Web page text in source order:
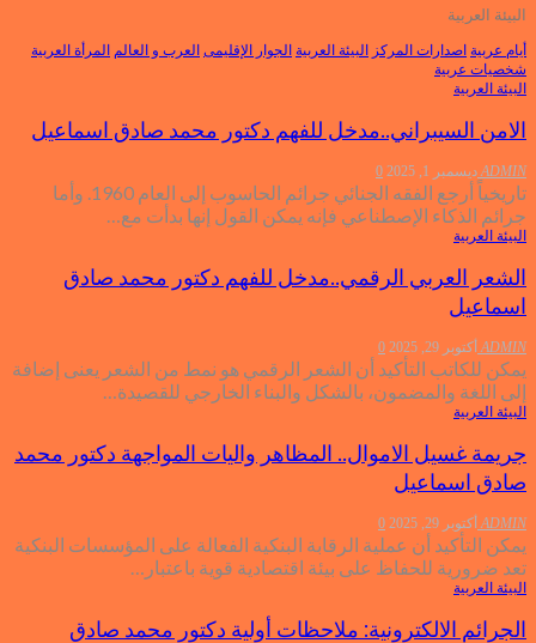
البيئة العربية
أيام عربية اصدارات المركز البيئة العربية الجوار الإقليمى العرب و العالم المرأة العربية
شخصيات عربية
البيئة العربية
الامن السيبراني..مدخل للفهم دكتور محمد صادق اسماعيل
ADMIN ديسمبر 1, 2025 0
تاريخياً أرجع الفقه الجنائي جرائم الحاسوب إلى العام 1960. وأما
جرائم الذكاء الإصطناعي فإنه يمكن القول إنها بدأت مع…
البيئة العربية
الشعر العربي الرقمي..مدخل للفهم دكتور محمد صادق
اسماعيل
ADMIN أكتوبر 29, 2025 0
يمكن للكاتب التأكيد أن الشعر الرقمي هو نمط من الشعر يعنى إضافة
إلى اللغة والمضمون، بالشكل والبناء الخارجي للقصيدة…
البيئة العربية
جريمة غسيل الاموال.. المظاهر واليات المواجهة دكتور محمد
صادق اسماعيل
ADMIN أكتوبر 29, 2025 0
يمكن التأكيد أن عملية الرقابة البنكية الفعالة على المؤسسات البنكية
تعد ضرورية للحفاظ على بيئة اقتصادية قوية باعتبار…
البيئة العربية
الجرائم الالكترونية: ملاحظات أولية دكتور محمد صادق